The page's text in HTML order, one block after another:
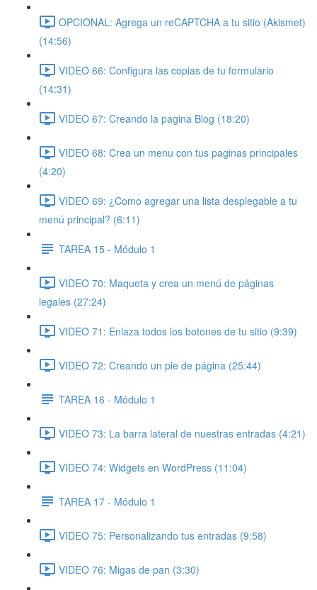
OPCIONAL: Agrega un reCAPTCHA a tu sitio (Akismet)
(14:56)
VIDEO 66: Configura las copias de tu formulario
(14:31)
VIDEO 67: Creando la pagina Blog (18:20)
VIDEO 68: Crea un menu con tus paginas principales
(4:20)
VIDEO 69: ¿Como agregar una lista desplegable a tu
menú principal? (6:11)
TAREA 15 - Módulo 1
VIDEO 70: Maqueta y crea un menú de páginas
legales (27:24)
VIDEO 71: Enlaza todos los botones de tu sitio (9:39)
VIDEO 72: Creando un pie de página (25:44)
TAREA 16 - Módulo 1
VIDEO 73: La barra lateral de nuestras entradas (4:21)
VIDEO 74: Widgets en WordPress (11:04)
TAREA 17 - Módulo 1
VIDEO 75: Personalizando tus entradas (9:58)
VIDEO 76: Migas de pan (3:30)